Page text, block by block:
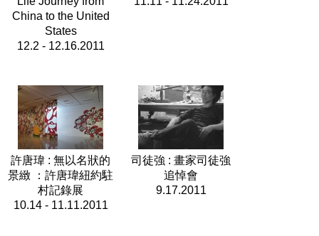
China to the United
States
12.2 - 12.16.2011
許唐瑋 : 無以名狀的
景緻 ：許唐瑋紐約駐
村記錄展
10.14 - 11.11.2011
司徒強 : 畫家司徒強
追悼會
9.17.2011